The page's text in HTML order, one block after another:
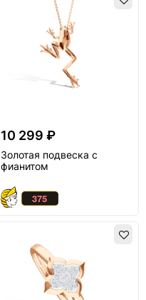
10 299 ₽
Золотая подвеска с
фианитом